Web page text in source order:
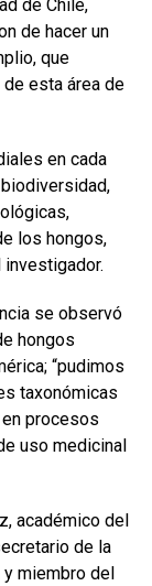
de Chile,
de hacer un
que
esta área de
en cada
los hongos,
se observó
hongos
“pudimos
taxonómicas
procesos
uso medicinal
académico del
de la
miembro del